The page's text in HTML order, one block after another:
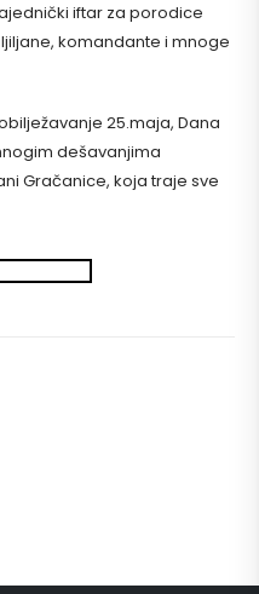
iftar za porodice
komandante i mnoge
25.maja, Dana
dešavanjima
Gračanice, koja traje sve